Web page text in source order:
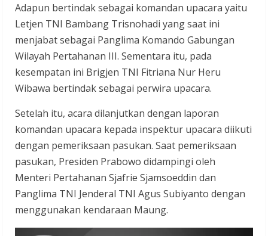
Adapun bertindak sebagai komandan upacara yaitu
Letjen TNI Bambang Trisnohadi yang saat ini
menjabat sebagai Panglima Komando Gabungan
Wilayah Pertahanan III. Sementara itu, pada
kesempatan ini Brigjen TNI Fitriana Nur Heru
Wibawa bertindak sebagai perwira upacara.
Setelah itu, acara dilanjutkan dengan laporan
komandan upacara kepada inspektur upacara diikuti
dengan pemeriksaan pasukan. Saat pemeriksaan
pasukan, Presiden Prabowo didampingi oleh
Menteri Pertahanan Sjafrie Sjamsoeddin dan
Panglima TNI Jenderal TNI Agus Subiyanto dengan
menggunakan kendaraan Maung.